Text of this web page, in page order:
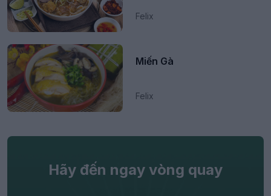
Felix
Miến Gà
Felix
Hãy đến ngay vòng quay